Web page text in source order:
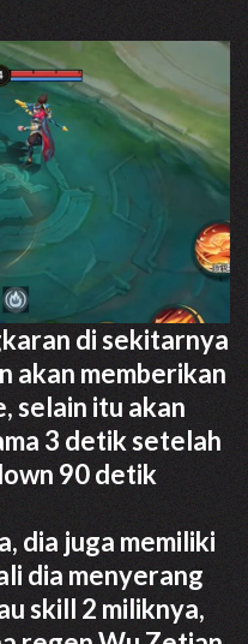
di sekitarnya
akan memberikan
selain itu akan
3 detik setelah
90 detik
dia juga memiliki
dia menyerang
skill 2 miliknya,